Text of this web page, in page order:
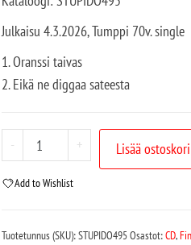
Julkaisu 4.3.2026, Tumppi 70v. single
1. Oranssi taivas
2. Eikä ne diggaa sateesta
- + Lisää
Add to Wishlist
Tuotetunnus (SKU):STUPIDO495Osastot:CD,